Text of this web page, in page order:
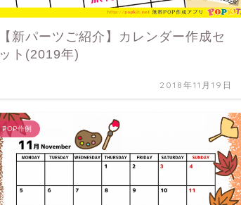
【新パーツご紹介】カレンダー作成セ
ット(2019年)
2018年11月19日
POP作例